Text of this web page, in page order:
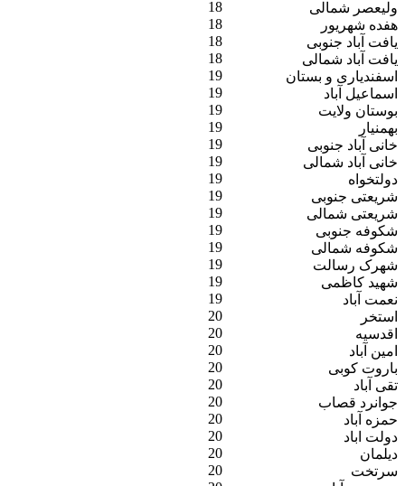
ولیعصر شمالی
18
هفده شهریور
18
یافت آباد جنوبی
18
یافت آباد شمالی
18
اسفندیاری و بستان
19
اسماعیل آباد
19
بوستان ولایت
19
بهمنیار
19
خانی آباد جنوبی
19
خانی آباد شمالی
19
دولتخواه
19
شریعتی جنوبی
19
شریعتی شمالی
19
شکوفه جنوبی
19
شکوفه شمالی
19
شهرک رسالت
19
شهید کاظمی
19
نعمت آباد
19
استخر
20
اقدسیه
20
امین آباد
20
باروت کوبی
20
تقی آباد
20
جوانرد قصاب
20
حمزه آباد
20
دولت اباد
20
دیلمان
20
سرتخت
20